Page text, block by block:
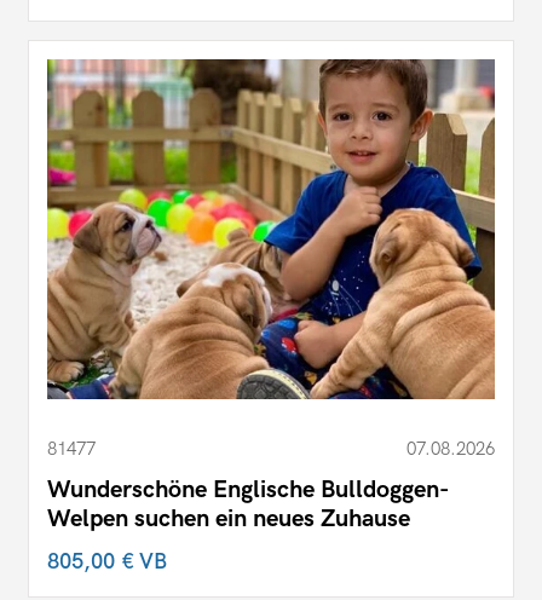
81477 07.08.2026
Wunderschöne Englische Bulldoggen-
Welpen suchen ein neues Zuhause
805,00 €VB